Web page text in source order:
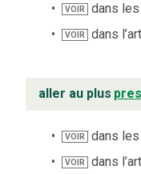
VOIR dans
VOIR dans
aller au plus
VOIR dans
VOIR dans